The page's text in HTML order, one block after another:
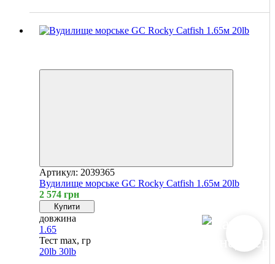
Артикул: 2039365
Вудилище морське GC Rocky Catfish 1.65м 20lb
2 574 грн
Купити
довжина
1.65
Тест max, гр
20lb 30lb